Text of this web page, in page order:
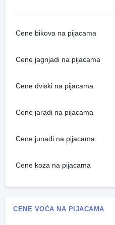
Cene bikova na pijacama
Cene jagnjadi na pijacama
Cene dviski na pijacama
Cene jaradi na pijacama
Cene junadi na pijacama
Cene koza na pijacama
CENE VOĆA NA PIJACAMA